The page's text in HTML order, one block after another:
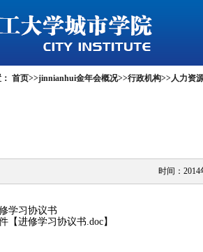
首页>>jinnianhui金年会概况>>行政机构>>人力资
时间：
学习协议书
【进修学习协议书.doc】